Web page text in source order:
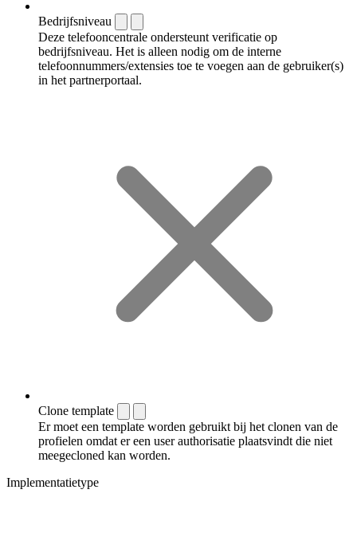
Bedrijfsniveau
Deze telefooncentrale ondersteunt verificatie op
bedrijfsniveau. Het is alleen nodig om de interne
telefoonnummers/extensies toe te voegen aan de gebruiker(s)
in het partnerportaal.
Clone template
Er moet een template worden gebruikt bij het clonen van de
profielen omdat er een user authorisatie plaatsvindt die niet
meegecloned kan worden.
Implementatietype